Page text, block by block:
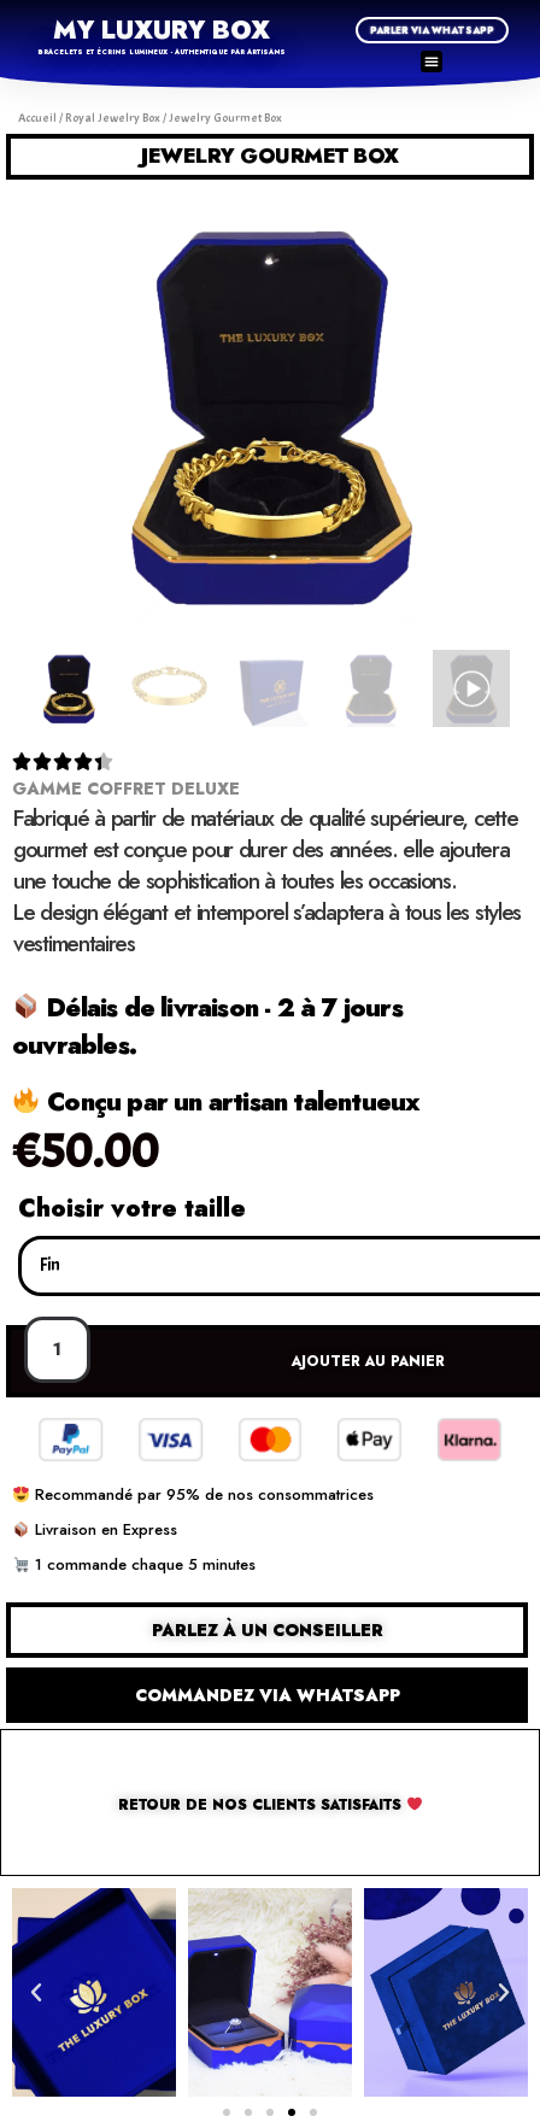
MY LUXURY BOX
BRACELETS ET ÉCRINS LUMINEUX - AUTHENTIQUE PAR ARTISANS
PARLER VIA WHATSAPP
Accueil / Royal Jewelry Box/ Jewelry Gourmet Box
JEWELRY GOURMET BOX

GAMME COFFRET DELUXE
Fabriqué à partir de matériaux de qualité supérieure, cette
gourmet est conçue pour durer des années. elle ajoutera
une touche de sophistication à toutes les occasions.
Le design élégant et intemporel s’adaptera à tous les styles
vestimentaires
Délais de livraison - 2 à 7 jours
ouvrables.
Conçu par un artisan talentueux
€50.00
Choisir votre taille
AJOUTER AU PANIER
Recommandé par 95% de nos consommatrices
Livraison en Express
1 commande chaque 5 minutes
PARLEZ À UN CONSEILLER
COMMANDEZ VIA WHATSAPP
RETOUR DE NOS CLIENTS SATISFAITS